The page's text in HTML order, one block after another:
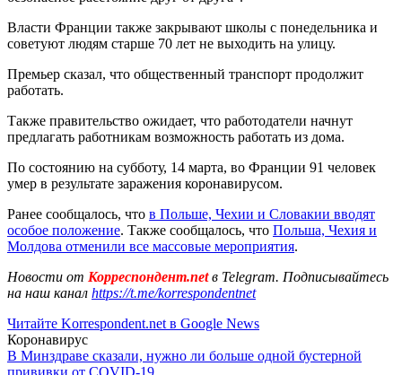
Власти Франции также закрывают школы с понедельника и
советуют людям старше 70 лет не выходить на улицу.
Премьер сказал, что общественный транспорт продолжит
работать.
Также правительство ожидает, что работодатели начнут
предлагать работникам возможность работать из дома.
По состоянию на субботу, 14 марта, во Франции 91 человек
умер в результате заражения коронавирусом.
Ранее сообщалось, что в Польше, Чехии и Словакии вводят
особое положение. Также сообщалось, что Польша, Чехия и
Молдова отменили все массовые мероприятия.
Новости от Корреспондент.netв Telegram. Подписывайтесь
на наш канал https://t.me/korrespondentnet
Читайте Korrespondent.net в Google News
Коронавирус
В Минздраве сказали, нужно ли больше одной бустерной
прививки от COVID-19